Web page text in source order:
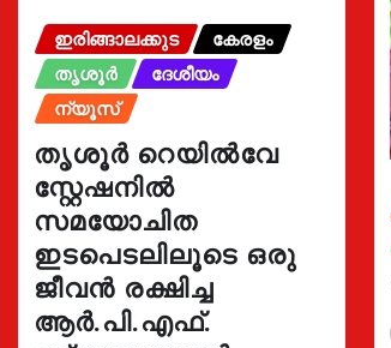
ഇരിങ്ങാലക്കുട
കേരളം
തൃശൂർ
ദേശീയം
ന്യൂസ്
തൃശൂർ റെയിൽവേ
സ്റ്റേഷനിൽ
സമയോചിത
ഇടപെടലിലൂടെ ഒരു
ജീവൻ രക്ഷിച്ച
ആർ.പി.എഫ്.